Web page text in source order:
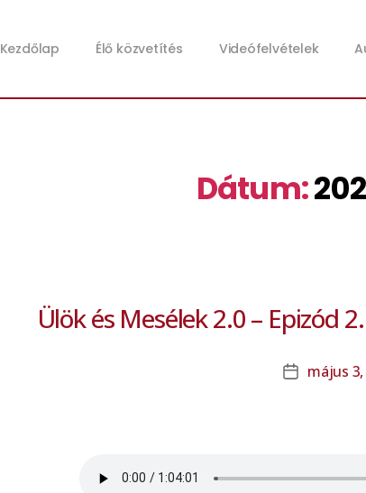
Kezdőlap Élő közvetítés Videófelvételek
Dátum:
Ülök és Mesélek 2.0 – Epizód
május